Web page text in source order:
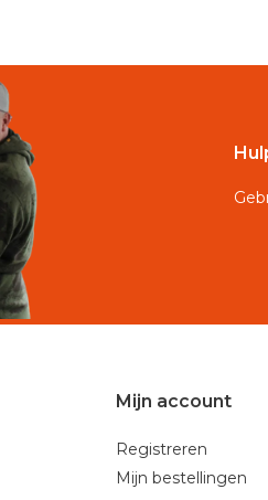
Mijn account
Registreren
Mijn bestellingen